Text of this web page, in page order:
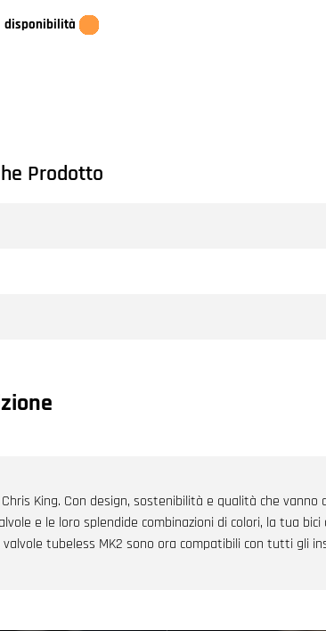
disponibilità
Prodotto
King. Con design, sostenibilità e qualità che vanno
e le loro splendide combinazioni di colori, la tua
tubeless MK2 sono ora compatibili con tutti gli